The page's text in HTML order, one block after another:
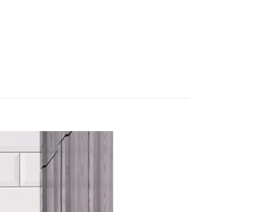
將依據個別帳號之用戶狀況，依本公司
仍有額度不足之情形，本公司將視審查
他人資訊註冊。若發現惡意使用之情
停止該用戶之使用額度並採取法律行